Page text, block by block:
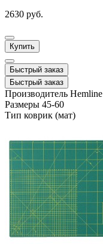
2630 руб.
Купить
Быстрый заказ
Быстрый заказ
Производитель Hemline
Размеры 45-60
Тип коврик (мат)